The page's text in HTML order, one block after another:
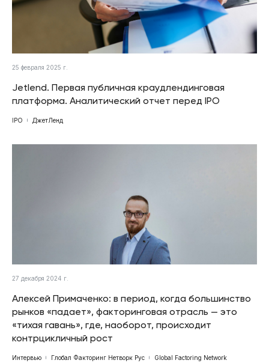
25 февраля 2025 г.
Jetlend. Первая публичная краудлендинговая
платформа. Аналитический отчет перед IPO
IPO ДжетЛенд
27 декабря 2024 г.
Алексей Примаченко: в период, когда большинство
рынков «падает», факторинговая отрасль — это
«тихая гавань», где, наоборот, происходит
контрцикличный рост
Интервью Глобал Факторинг Нетворк Рус Global Factoring Network